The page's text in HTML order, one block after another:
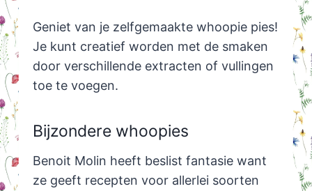
Geniet van je zelfgemaakte whoopie pies!
Je kunt creatief worden met de smaken
door verschillende extracten of vullingen
toe te voegen.
Bijzondere whoopies
Benoit Molin heeft beslist fantasie want
ze geeft recepten voor allerlei soorten